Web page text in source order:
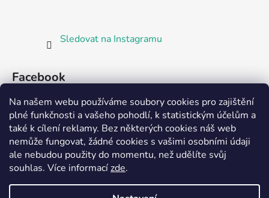
Na našem webu používáme soubory cookies pro zajištění
plné funkčnosti a vašeho pohodlí, k statistickým účelům a
také k cílení reklamy. Bez některých cookies náš web
nemůže fungovat, žádné cookies s vašimi osobními údaji
ale nebudou použity do momentu, než udělíte svůj
souhlas. Více informacízde.
Sledovat na Instagramu
Facebook
Partnerská prodejna Barefoot Plzeň